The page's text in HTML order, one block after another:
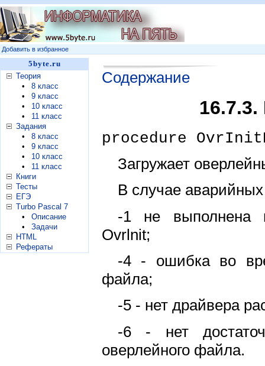
Добавить в избранное
5byte.ru
Теория
•
8 класс
•
9 класс
•
10 класс
•
11 класс
Задания
•
8 класс
•
9 класс
•
10 класс
•
11 класс
Книги
Тесты
ЕГЭ
Turbo Pascal 7
•
Описание
•
Задачи
HTML
Рефераты
Содержание
procedure
Загружает
В случае
-1 не выполнена
Ovrlnit;
-4 - ошибка во
файла;
-5 - нет драйвера
-6 - нет
оверлейного файла.